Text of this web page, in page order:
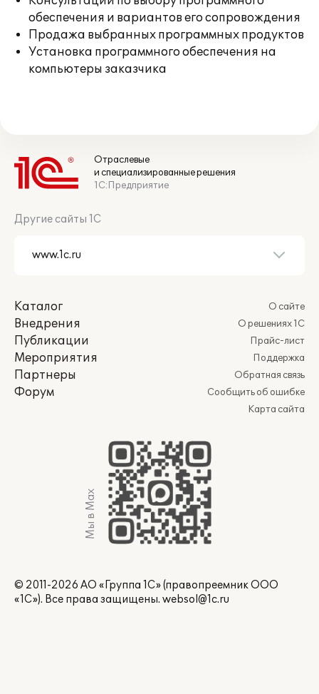
обеспечения и вариантов его сопровождения
Продажа выбранных программных продуктов
Установка программного обеспечения на
компьютеры заказчика
Отраслевые
и специализированные решения
1С:Предприятие
Другие сайты 1С
Каталог
Внедрения
Публикации
Мероприятия
Партнеры
Форум
О сайте
О решениях 1С
Прайс-лист
Поддержка
Обратная связь
Сообщить об ошибке
Карта сайта
Мы в Max
© 2011-2026 АО «Группа 1С» (правопреемник ООО
«1С»). Все права защищены. websol@1c.ru